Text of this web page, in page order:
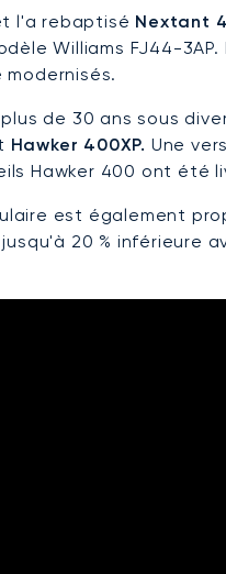
l'a rebaptisé Nextant
Williams FJ44-
de 30 ans sous
Hawker 400XP. Une
Hawker 400 ont été
est également
20 % inférieure